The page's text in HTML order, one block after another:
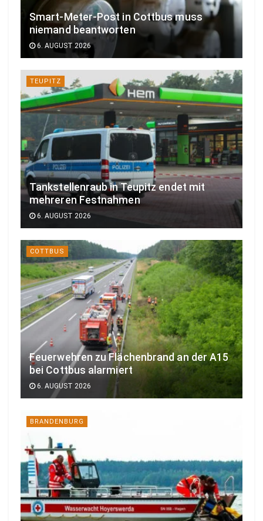
Smart-Meter-Post in Cottbus muss
niemand beantworten
6. AUGUST 2026
TEUPITZ
Tankstellenraub in Teupitz endet mit
mehreren Festnahmen
6. AUGUST 2026
COTTBUS
Feuerwehren zu Flächenbrand an der A15
bei Cottbus alarmiert
6. AUGUST 2026
BRANDENBURG